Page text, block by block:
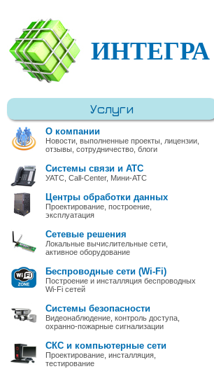
ИНТЕГРА
Услуги
О компании
Новости, выполненные проекты, лицензии,
отзывы, сотрудничество, блоги
Системы связи и АТС
УАТС, Call-Center, Мини-АТС
Центры обработки данных
Проектирование, построение,
эксплуатация
Сетевые решения
Локальные вычислительные сети,
активное оборудование
Беспроводные сети (Wi-Fi)
Построение и инсталляция беспроводных
Wi-Fi сетей
Системы безопасности
Видеонаблюдение, контроль доступа,
охранно-пожарные сигнализации
СКС и компьютерные сети
Проектирование, инсталляция,
тестирование